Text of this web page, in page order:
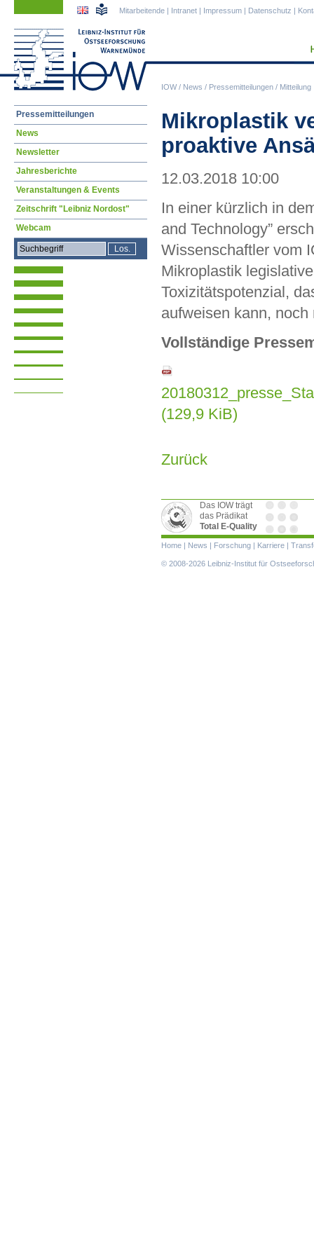
IOW/ News / Pressemitteilungen / Mitteilung
Mitarbeitende | Intranet | Impressum | Datenschutz |
Mikroplastik
proaktive
12.03.2018 10:00
In einer kürzlich in
and Technology”
Wissenschaftler vom
Mikroplastik
Toxizitätspotenzial,
aufweisen kann,
Vollständige
(129,9 KiB)
Zurück
Navigation
Pressemitteilungen
News
Newsletter
Jahresberichte
Veranstaltungen & Events
Zeitschrift "Leibniz Nordost"
Webcam
Das IOW trägt
das Prädikat
Total E-Quality
Navigation
überspringen
Home | News | Forschung | Karriere |
© 2008-2026 Leibniz-Institut für